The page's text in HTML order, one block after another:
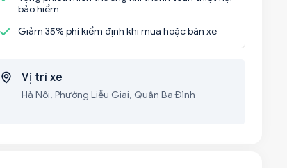
bảo hiểm
Giảm 35% phí kiểm định khi mua hoặc bán xe
Vị trí xe
Hà Nội, Phường Liễu Giai, Quận Ba Đình